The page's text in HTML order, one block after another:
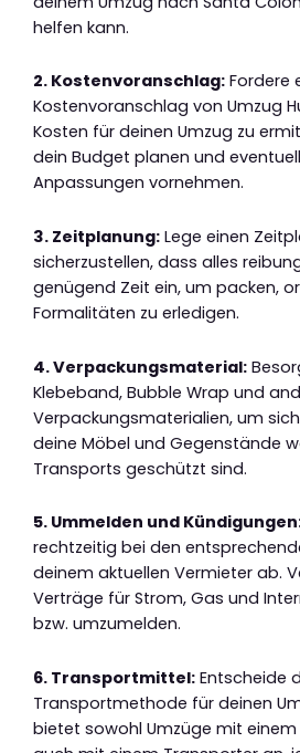
helfen kann.
2. Kostenvoranschlag: Fordere
Kostenvoranschlag von Umzug
Kosten für deinen Umzug zu
dein Budget planen und
Anpassungen vornehmen.
3. Zeitplanung: Lege einen
sicherzustellen, dass alles
genügend Zeit ein, um packen,
Formalitäten zu erledigen.
4. Verpackungsmaterial:
Klebeband, Bubble Wrap und
Verpackungsmaterialien, um
deine Möbel und Gegenstände
Transports geschützt sind.
5. Ummelden und
rechtzeitig bei den
deinem aktuellen Vermieter ab.
Verträge für Strom, Gas und
bzw. umzumelden.
6. Transportmittel: Entscheide
Transportmethode für deinen
bietet sowohl Umzüge mit einem